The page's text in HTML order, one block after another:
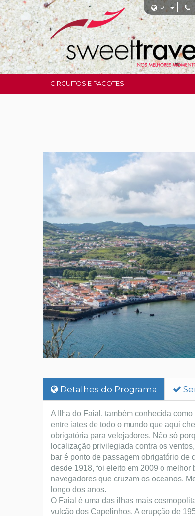
PT
CIRCUITOS E PACOTES
Detalhes do Programa
A Ilha do Faial, também conhecida
entre iates de todo o mundo que aqui
obrigatória para velejadores. Não só
localização privilegiada contra os
bar é ponto de passagem obrigatório de
desde 1918, foi eleito em 2009 o
navegadores que cruzam os oceanos.
longo dos anos.
O Faial é uma das ilhas mais
vulcão dos Capelinhos. A erupção de